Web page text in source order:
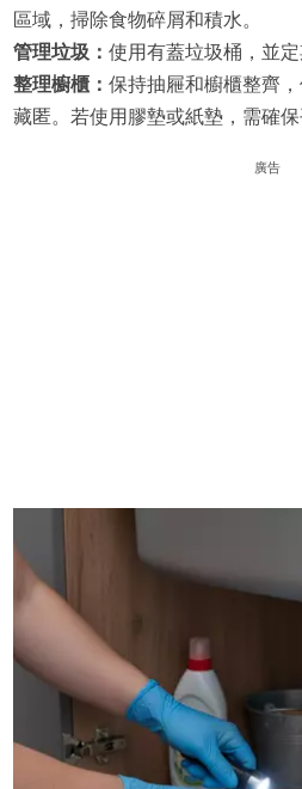
區域，掃除食物碎屑和積水。
管理垃圾： 使用有蓋垃圾桶，並定
整理櫥櫃： 保持抽屜和櫥櫃整齊
藏匿。若使用膠墊或紙墊，需確保
廣告